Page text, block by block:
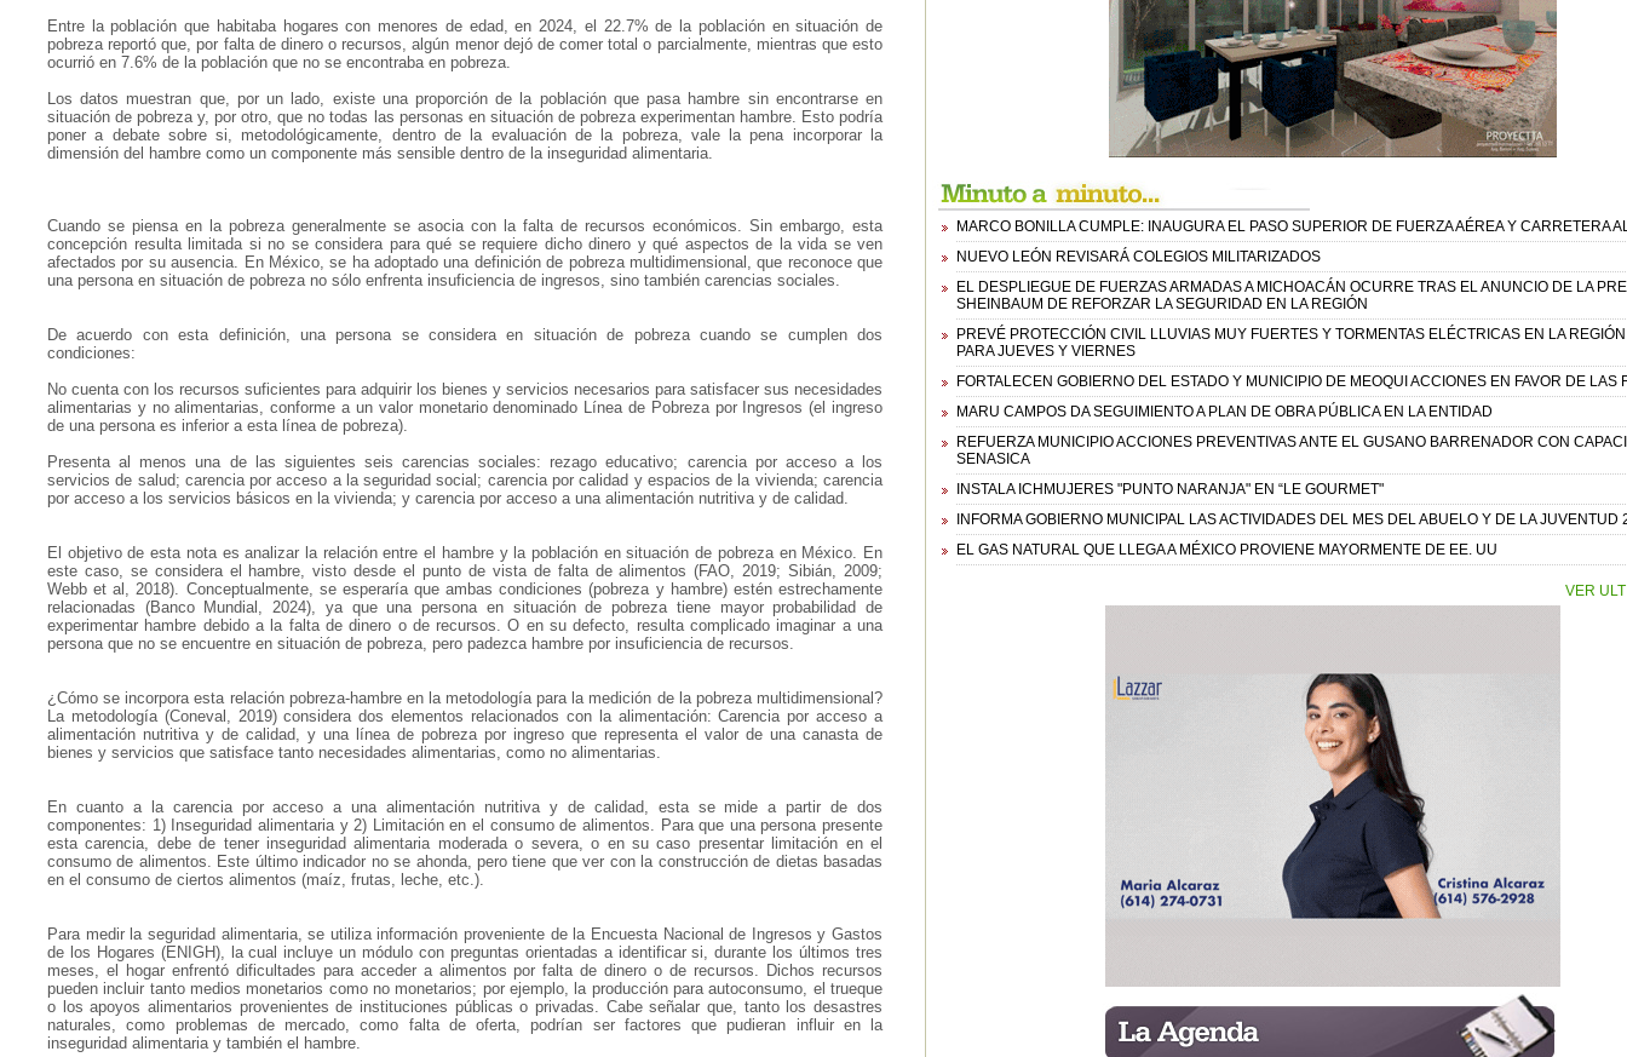
Entre la población que habitaba hogares con menores de edad, en 2024, el 22.7% de la población en situación de
pobreza reportó que, por falta de dinero o recursos, algún menor dejó de comer total o parcialmente, mientras que esto
ocurrió en 7.6% de la población que no se encontraba en pobreza.
Los datos muestran que, por un lado, existe una proporción de la población que pasa hambre sin encontrarse en
situación de pobreza y, por otro, que no todas las personas en situación de pobreza experimentan hambre. Esto podría
poner a debate sobre si, metodológicamente, dentro de la evaluación de la pobreza, vale la pena incorporar la
dimensión del hambre como un componente más sensible dentro de la inseguridad alimentaria.
Cuando se piensa en la pobreza generalmente se asocia con la falta de recursos económicos. Sin embargo, esta
concepción resulta limitada si no se considera para qué se requiere dicho dinero y qué aspectos de la vida se ven
afectados por su ausencia. En México, se ha adoptado una definición de pobreza multidimensional, que reconoce que
una persona en situación de pobreza no sólo enfrenta insuficiencia de ingresos, sino también carencias sociales.
De acuerdo con esta definición, una persona se considera en situación de pobreza cuando se cumplen dos
condiciones:
No cuenta con los recursos suficientes para adquirir los bienes y servicios necesarios para satisfacer sus necesidades
alimentarias y no alimentarias, conforme a un valor monetario denominado Línea de Pobreza por Ingresos (el ingreso
de una persona es inferior a esta línea de pobreza).
Presenta al menos una de las siguientes seis carencias sociales: rezago educativo; carencia por acceso a los
servicios de salud; carencia por acceso a la seguridad social; carencia por calidad y espacios de la vivienda; carencia
por acceso a los servicios básicos en la vivienda; y carencia por acceso a una alimentación nutritiva y de calidad.
El objetivo de esta nota es analizar la relación entre el hambre y la población en situación de pobreza en México. En
este caso, se considera el hambre, visto desde el punto de vista de falta de alimentos (FAO, 2019; Sibián, 2009;
Webb et al, 2018). Conceptualmente, se esperaría que ambas condiciones (pobreza y hambre) estén estrechamente
relacionadas (Banco Mundial, 2024), ya que una persona en situación de pobreza tiene mayor probabilidad de
experimentar hambre debido a la falta de dinero o de recursos. O en su defecto, resulta complicado imaginar a una
persona que no se encuentre en situación de pobreza, pero padezca hambre por insuficiencia de recursos.
¿Cómo se incorpora esta relación pobreza-hambre en la metodología para la medición de la pobreza multidimensional?
La metodología (Coneval, 2019) considera dos elementos relacionados con la alimentación: Carencia por acceso a
alimentación nutritiva y de calidad, y una línea de pobreza por ingreso que representa el valor de una canasta de
bienes y servicios que satisface tanto necesidades alimentarias, como no alimentarias.
En cuanto a la carencia por acceso a una alimentación nutritiva y de calidad, esta se mide a partir de dos
componentes: 1) Inseguridad alimentaria y 2) Limitación en el consumo de alimentos. Para que una persona presente
esta carencia, debe de tener inseguridad alimentaria moderada o severa, o en su caso presentar limitación en el
consumo de alimentos. Este último indicador no se ahonda, pero tiene que ver con la construcción de dietas basadas
en el consumo de ciertos alimentos (maíz, frutas, leche, etc.).
Para medir la seguridad alimentaria, se utiliza información proveniente de la Encuesta Nacional de Ingresos y Gastos
de los Hogares (ENIGH), la cual incluye un módulo con preguntas orientadas a identificar si, durante los últimos tres
meses, el hogar enfrentó dificultades para acceder a alimentos por falta de dinero o de recursos. Dichos recursos
pueden incluir tanto medios monetarios como no monetarios; por ejemplo, la producción para autoconsumo, el trueque
o los apoyos alimentarios provenientes de instituciones públicas o privadas. Cabe señalar que, tanto los desastres
naturales, como problemas de mercado, como falta de oferta, podrían ser factores que pudieran influir en la
inseguridad alimentaria y también el hambre.
MARCO BONILLA CUMPLE: INAUGURA EL PASO SUPERIOR DE FUERZA AÉREA Y CARRETERA
NUEVO LEÓN REVISARÁ COLEGIOS MILITARIZADOS
EL DESPLIEGUE DE FUERZAS ARMADAS A MICHOACÁN OCURRE TRAS EL ANUNCIO DE LA
SHEINBAUM DE REFORZAR LA SEGURIDAD EN LA REGIÓN
PREVÉ PROTECCIÓN CIVIL LLUVIAS MUY FUERTES Y TORMENTAS ELÉCTRICAS EN LA
PARA JUEVES Y VIERNES
FORTALECEN GOBIERNO DEL ESTADO Y MUNICIPIO DE MEOQUI ACCIONES EN FAVOR DE LAS
MARU CAMPOS DA SEGUIMIENTO A PLAN DE OBRA PÚBLICA EN LA ENTIDAD
REFUERZA MUNICIPIO ACCIONES PREVENTIVAS ANTE EL GUSANO BARRENADOR CON
SENASICA
INSTALA ICHMUJERES "PUNTO NARANJA" EN “LE GOURMET"
INFORMA GOBIERNO MUNICIPAL LAS ACTIVIDADES DEL MES DEL ABUELO Y DE LA JUVENTUD
EL GAS NATURAL QUE LLEGA A MÉXICO PROVIENE MAYORMENTE DE EE. UU
VER